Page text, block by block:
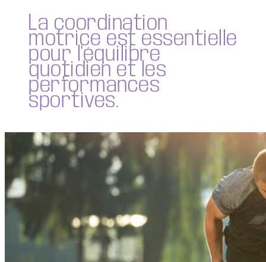
La coordination
motrice est essentielle
pour l'équilibre
quotidien et les
performances
sportives.